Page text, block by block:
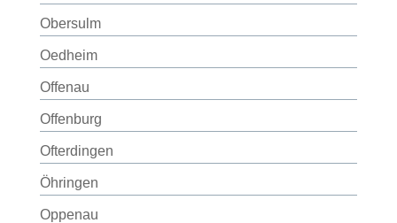
Obersulm
Oedheim
Offenau
Offenburg
Ofterdingen
Öhringen
Oppenau